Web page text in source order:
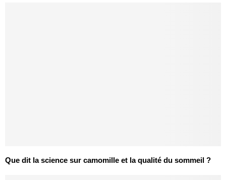
Que dit la science sur camomille et la qualité du sommeil ?